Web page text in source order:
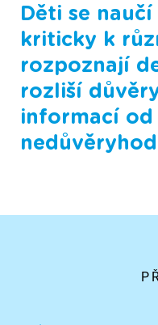
Děti se
kriticky k
rozpoznají
rozliší
informací od